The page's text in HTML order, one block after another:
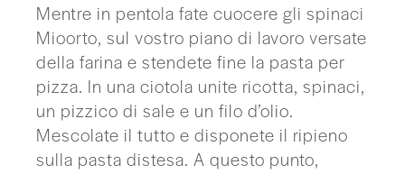
Mentre in pentola fate cuocere gli spinaci
Mioorto, sul vostro piano di lavoro versate
della farina e stendete fine la pasta per
pizza. In una ciotola unite ricotta, spinaci,
un pizzico di sale e un filo d’olio.
Mescolate il tutto e disponete il ripieno
sulla pasta distesa. A questo punto,